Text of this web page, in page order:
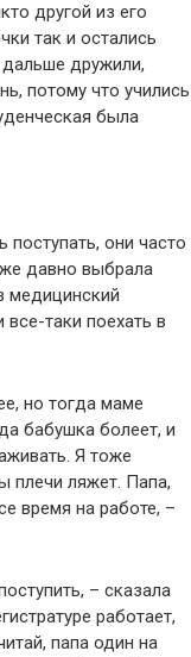
другой из его
так и остались
дружили,
потому что учились
была
они часто
давно выбрала
медицинский
все-таки поехать в
но тогда маме
бабушка болеет, и
Я тоже
плечи ляжет. Папа,
время на работе, –
– сказала
работает,
папа один на